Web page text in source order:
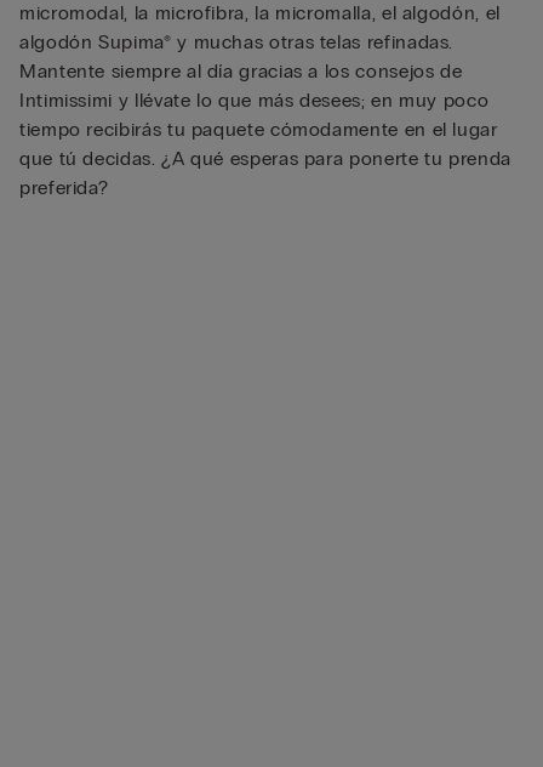
micromodal, la microfibra, la micromalla, el algodón, el
algodón Supima® y muchas otras telas refinadas.
Mantente siempre al día gracias a los consejos de
Intimissimi y llévate lo que más desees; en muy poco
tiempo recibirás tu paquete cómodamente en el lugar
que tú decidas. ¿A qué esperas para ponerte tu prenda
preferida?